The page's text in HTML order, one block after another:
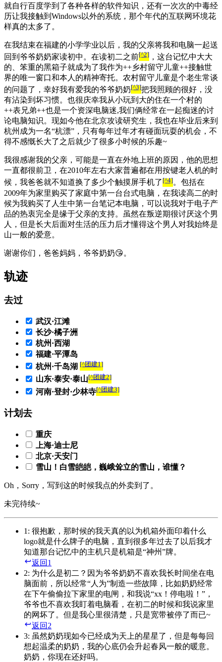
就自行百度学到了各种各样的软件知识，还有一次次的中毒经
历让我接触到Windows以外的系统，那个年代的互联网环境花
样真的太多了。
在我结束在福建的小学学业以后，我的父亲将我和电脑一起送
回到爷爷奶奶家读初中。在读初二之前[^2] ，这台记忆中大大
的、笨重的黑箱子就成为了我作为++乡村留守儿童++接触世
界的唯一窗口和本人的精神寄托。农村留守儿童是个老生常谈
的问题了，幸好我有爱我的爷爷奶奶[^3]把我照顾的很好，没
有沾染到坏习惯。也很庆幸我从小玩到大的住在一个村的
++表兄弟++也是一个资深电脑迷,我们俩经常在一起痴迷的讨
论电脑知识。现如今他在北京攻读研究生，我也在毕业后来到
杭州成为一名“杭漂”，只有每年过年才有碰面玩耍的机会，不
得不感慨长大了之后就少了很多小时候的乐趣~
我很感谢我的父亲，可能是一直在外地上班的原因，他的思想
一直都很前卫，在2010年左右大家普遍都在用按键老人机的时
候，我爸爸就不知道换了多少个触摸屏手机了[^4]。包括在
2009年为家里购买了家庭中第一台台式电脑，在我读高二的时
候为我购买了人生中第一台笔记本电脑，可以说我对于电子产
品的热衷完全是缘于父亲的支持。虽然在叛逆期很讨厌这个男
人，但是长大后面对生活的压力后才懂得这个男人对我始终是
山一般的爱意。
谢谢你们，爸爸妈妈，爷爷奶奶😘。
轨迹
去过
武汉·江滩
长沙·橘子洲
杭州·西湖
福建·平潭岛
杭州·千岛湖 [^团建1]
山东·泰安·泰山[^团建2]
河南·登封·少林寺[^团建3]
计划去
重庆
上海·迪士尼
北京·天安门
雪山！白雪皑皑，巍峨耸立的雪山，谁懂？
Oh，Sorry，写到这的时候我点的外卖到了。
未完待续~
1 : 很抱歉，那时候的我天真的以为机箱外面印着什么
logo就是什么牌子的电脑，直到很多年过去了以后我才
知道那台记忆中的主机只是机箱是“神州”牌。
返回 1
2: 为什么是初二？因为爷爷奶奶不喜欢我长时间坐在电
脑面前，所以经常“人为”制造一些故障，比如奶奶经常
在下午偷偷拉下家里的电闸，和我说“xx！停电啦！”，
爷爷也不喜欢我盯着电脑看，在初二的时候和我说家里
的网坏了。但是我心里很清楚，只是宽带被停了而已~
返回 2
3: 虽然奶奶现如今已经成为天上的星星了，但是每每回
想起温柔的奶奶，我的心底仍会升起春风一般的暖意。
奶奶，你现在还好吗。